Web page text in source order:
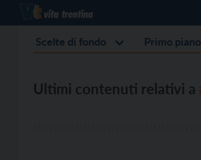
Scelte di fondo Primo piano
Ultimi contenuti relativi a